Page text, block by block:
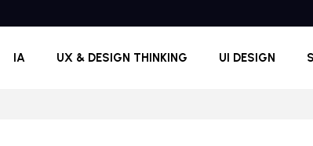
IA UX & DESIGN THINKING UI DESIGN